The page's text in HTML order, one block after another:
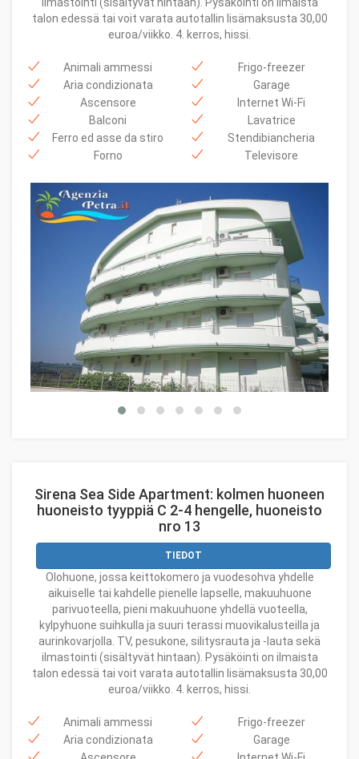
ilmastointi (sisältyvät hintaan). Pysäköinti on ilmaista
talon edessä tai voit varata autotallin lisämaksusta 30,00
euroa/viikko. 4. kerros, hissi.
Animali ammessi
Aria condizionata
Ascensore
Balconi
Ferro ed asse da stiro
Forno
Frigo-freezer
Garage
Internet Wi-Fi
Lavatrice
Stendibiancheria
Televisore
Sirena Sea Side Apartment: kolmen huoneen
huoneisto tyyppiä C 2-4 hengelle, huoneisto
nro 13
TIEDOT
Olohuone, jossa keittokomero ja vuodesohva yhdelle
aikuiselle tai kahdelle pienelle lapselle, makuuhuone
parivuoteella, pieni makuuhuone yhdellä vuoteella,
kylpyhuone suihkulla ja suuri terassi muovikalusteilla ja
aurinkovarjolla. TV, pesukone, silitysrauta ja -lauta sekä
ilmastointi (sisältyvät hintaan). Pysäköinti on ilmaista
talon edessä tai voit varata autotallin lisämaksusta 30,00
euroa/viikko. 4. kerros, hissi.
Animali ammessi
Aria condizionata
Frigo-freezer
Garage